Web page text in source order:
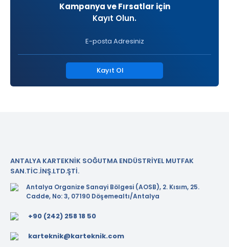
Kampanya ve Fırsatlar için
Kayıt Olun.
Kayıt Ol
ANTALYA KARTEKNİK SOĞUTMA ENDÜSTRİYEL MUTFAK
SAN.TİC.İNŞ.LTD.ŞTİ.
Antalya Organize Sanayi Bölgesi (AOSB), 2. Kısım, 25.
Cadde, No: 3, 07190 Döşemealtı/Antalya
+90 (242) 258 18 50
karteknik@karteknik.com